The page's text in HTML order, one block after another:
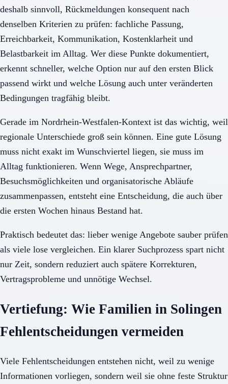
deshalb sinnvoll, Rückmeldungen konsequent nach
denselben Kriterien zu prüfen: fachliche Passung,
Erreichbarkeit, Kommunikation, Kostenklarheit und
Belastbarkeit im Alltag. Wer diese Punkte dokumentiert,
erkennt schneller, welche Option nur auf den ersten Blick
passend wirkt und welche Lösung auch unter veränderten
Bedingungen tragfähig bleibt.
Gerade im Nordrhein-Westfalen-Kontext ist das wichtig, weil
regionale Unterschiede groß sein können. Eine gute Lösung
muss nicht exakt im Wunschviertel liegen, sie muss im
Alltag funktionieren. Wenn Wege, Ansprechpartner,
Besuchsmöglichkeiten und organisatorische Abläufe
zusammenpassen, entsteht eine Entscheidung, die auch über
die ersten Wochen hinaus Bestand hat.
Praktisch bedeutet das: lieber wenige Angebote sauber prüfen
als viele lose vergleichen. Ein klarer Suchprozess spart nicht
nur Zeit, sondern reduziert auch spätere Korrekturen,
Vertragsprobleme und unnötige Wechsel.
Vertiefung: Wie Familien in Solingen
Fehlentscheidungen vermeiden
Viele Fehlentscheidungen entstehen nicht, weil zu wenige
Informationen vorliegen, sondern weil sie ohne feste Struktur